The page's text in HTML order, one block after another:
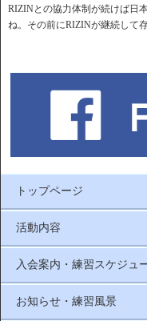
RIZINとの協力体制が続けば日
ね。その前にRIZINが継続して
トップページ
活動内容
入会案内・練習スケジュ
お知らせ・練習風景